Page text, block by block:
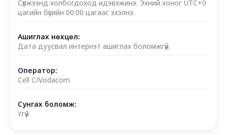
Сүлжээнд холбогдоход идэвхжинэ. Эхний хоног UTC+0
цагийн бүсийн 00:00 цагаас эхэлнэ.
Ашиглах нөхцөл:
Дата дуусвал интернэт ашиглах боломжгүй.
Оператор:
Cell C/Vodacom
Сунгах боломж:
Үгүй